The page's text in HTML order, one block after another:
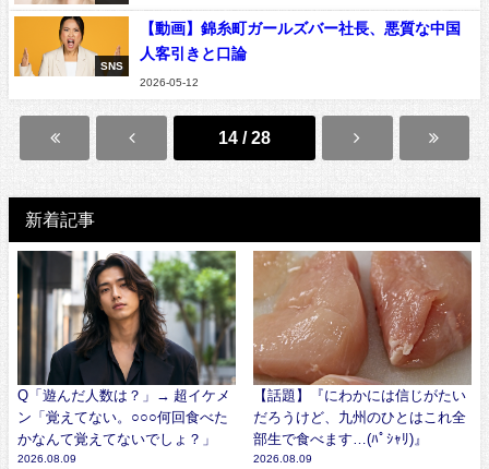
SNS
【動画】錦糸町ガールズバー社長、悪質な中国
人客引きと口論
2026-05-12
14 / 28
新着記事
Q「遊んだ人数は？」→ 超イケメ
ン「覚えてない。○○○何回食べた
かなんて覚えてないでしょ？」
2026.08.09
【話題】『にわかには信じがたい
だろうけど、九州のひとはこれ全
部生で食べます…(ﾊﾟｼｬﾘ)』
2026.08.09